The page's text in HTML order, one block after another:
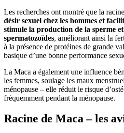
Les recherches ont montré que la
désir sexuel chez les hommes et
stimule la production de la sperme
spermatozoïdes, améliorant ainsi la
à la présence de protéines de grande
basique d’une bonne performance
La Maca a également une influence
les femmes, soulage les maux
ménopause – elle réduit le risque
fréquemment pendant la ménopause.
Racine de Maca – les